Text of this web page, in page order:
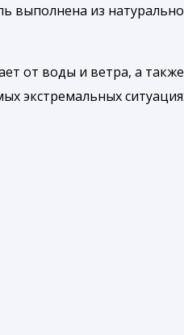
выполнена из
от воды и ветра, а
экстремальных